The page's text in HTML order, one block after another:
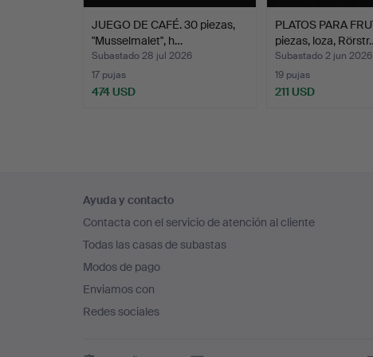
JUEGO DE CAFÉ. 30 piezas,
"Musselmalet", h…
Subastado 28 jul 2026
17 pujas
474 USD
PLATOS PARA
piezas, loza,
Subastado 2 jun 2026
19 pujas
211 USD
en
el
pie
de
página
Ayuda y contacto
Contacta con el servicio de atención al cliente
Todas las casas de subastas
Modos de pago
Enviamos con
Redes sociales